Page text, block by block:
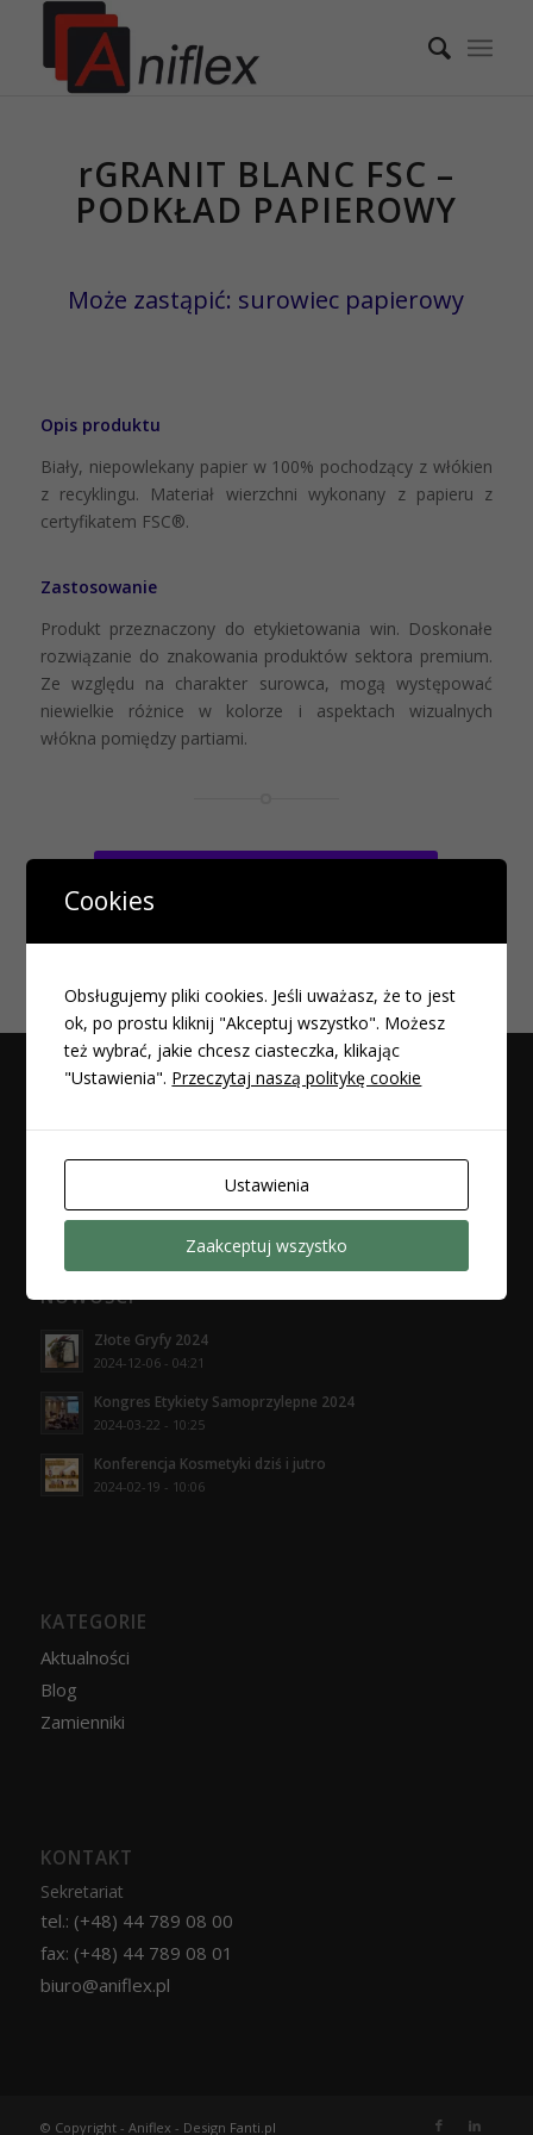
rGRANIT BLANC FSC –
rGRANIT BLANC FSC –
PODKŁAD PAPIEROWY
Może zastąpić: surowiec papierowy
Opis produktu
Biały, niepowlekany papier w 100% pochodzący z włókien
z recyklingu. Materiał wierzchni wykonany z papieru z
certyfikatem FSC®.
Zastosowanie
Produkt przeznaczony do etykietowania win. Doskonałe
rozwiązanie do znakowania produktów sektora premium.
Ze względu na charakter surowca, mogą występować
niewielkie różnice w kolorze i aspektach wizualnych
włókna pomiędzy partiami.
NOWOŚCI
Złote Gryfy 2024
2024-12-06 - 04:21
Kongres Etykiety Samoprzylepne 2024
2024-03-22 - 10:25
Konferencja Kosmetyki dziś i jutro
2024-02-19 - 10:06
KATEGORIE
Aktualności
Blog
Zamienniki
KONTAKT
Sekretariat
tel.: (+48) 44 789 08 00
fax: (+48) 44 789 08 01
biuro@aniflex.pl
© Copyright - Aniflex - Design Fanti.pl
Cookies
Obsługujemy pliki cookies. Jeśli uważasz, że to jest
ok, po prostu kliknij "Akceptuj wszystko". Możesz
też wybrać, jakie chcesz ciasteczka, klikając
"Ustawienia". Przeczytaj naszą politykę cookie
Ustawienia
Zaakceptuj wszystko